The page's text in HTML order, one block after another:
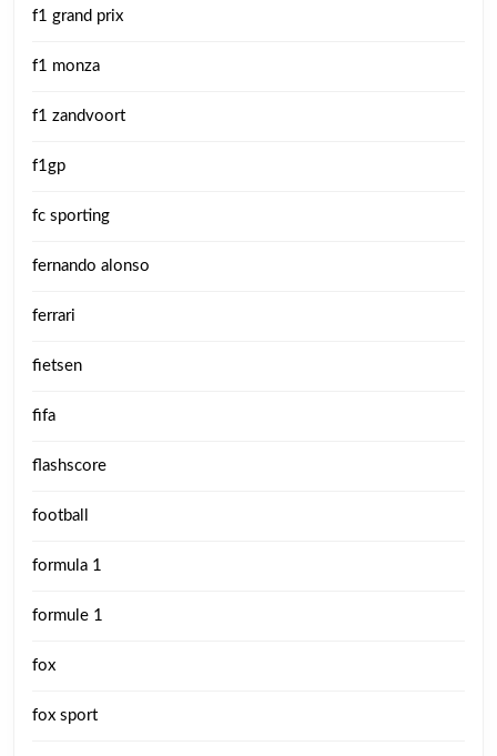
f1 grand prix
f1 monza
f1 zandvoort
f1gp
fc sporting
fernando alonso
ferrari
fietsen
fifa
flashscore
football
formula 1
formule 1
fox
fox sport